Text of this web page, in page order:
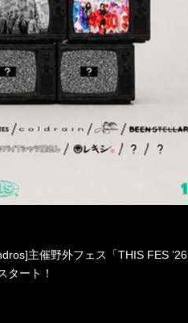
主催野外フェス「THIS FES
タート！